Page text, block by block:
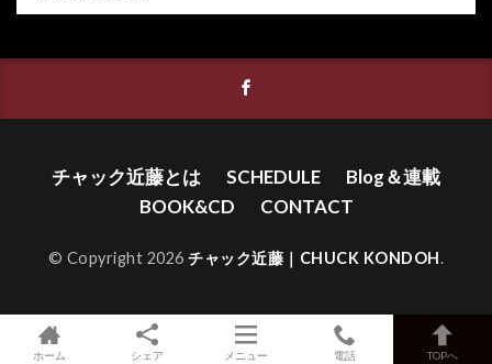
チャック近藤とは SCHEDULE
Blog＆連載
BOOK&CD
CONTACT
© Copyright 2026チャック近藤｜CHUCK KONDOH.
ホーム シェア メニュー 電話 TOPへ